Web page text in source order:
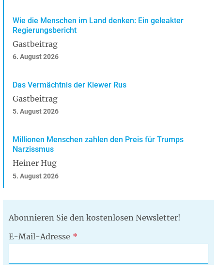
Wie die Menschen im Land denken: Ein geleakter
Regierungsbericht
Gastbeitrag
6. August 2026
Das Vermächtnis der Kiewer Rus
Gastbeitrag
5. August 2026
Millionen Menschen zahlen den Preis für Trumps
Narzissmus
Heiner Hug
5. August 2026
Abonnieren Sie den kostenlosen Newsletter!
E-Mail-Adresse